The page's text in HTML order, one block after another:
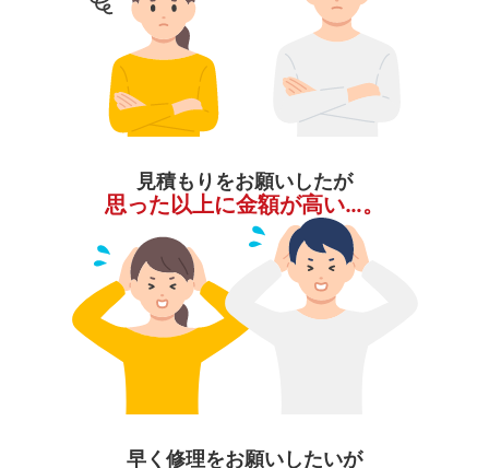
見積もりをお願いしたが
思った以上に金額が高い…。
早く修理をお願いしたいが